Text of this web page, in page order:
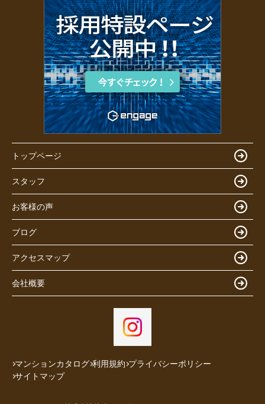
トップページ
スタッフ
お客様の声
ブログ
アクセスマップ
会社概要
マンションカタログ 利用規約 プライバシーポリシー
サイトマップ